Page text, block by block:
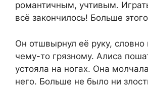
романтичным, учтивым.
всё закончилось! Больше
Он отшвырнул её руку, словно
чему-то грязному. Алиса
устояла на ногах. Она
него. Больше не было ни